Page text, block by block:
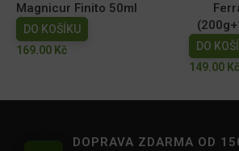
Magnicur Finito 50ml
DO KOŠÍKU
169.00 Kč
DO
149.00 Kč
DOPRAVA ZDARMA OD